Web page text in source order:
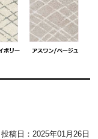
投稿日： 2025年01月26日